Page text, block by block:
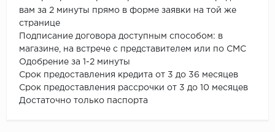
вам за 2 минуты прямо в форме заявки на той же
странице
Подписание договора доступным способом: в
магазине, на встрече с представителем или по СМС
Одобрение за 1-2 минуты
Срок предоставления кредита от 3 до 36 месяцев
Срок предоставления рассрочки от 3 до 10 месяцев
Достаточно только паспорта